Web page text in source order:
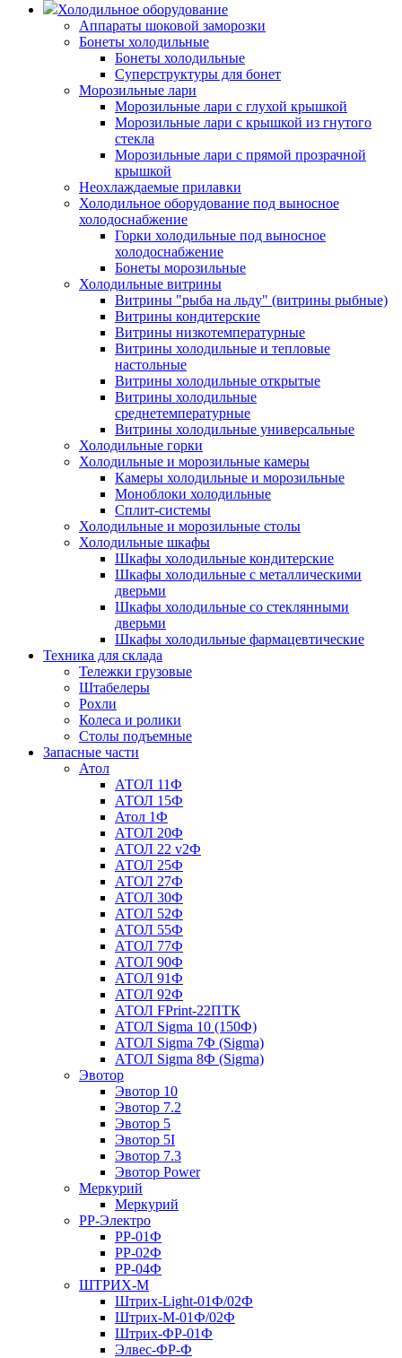
Холодильное оборудование
Аппараты шоковой заморозки
Бонеты холодильные
Бонеты холодильные
Суперструктуры для бонет
Морозильные лари
Морозильные лари с глухой крышкой
Морозильные лари с крышкой из гнутого
стекла
Морозильные лари с прямой прозрачной
крышкой
Неохлаждаемые прилавки
Холодильное оборудование под выносное
холодоснабжение
Горки холодильные под выносное
холодоснабжение
Бонеты морозильные
Холодильные витрины
Витрины "рыба на льду" (витрины рыбные)
Витрины кондитерские
Витрины низкотемпературные
Витрины холодильные и тепловые
настольные
Витрины холодильные открытые
Витрины холодильные
среднетемпературные
Витрины холодильные универсальные
Холодильные горки
Холодильные и морозильные камеры
Камеры холодильные и морозильные
Моноблоки холодильные
Сплит-системы
Холодильные и морозильные столы
Холодильные шкафы
Шкафы холодильные кондитерские
Шкафы холодильные с металлическими
дверьми
Шкафы холодильные со стеклянными
дверьми
Шкафы холодильные фармацевтические
Техника для склада
Тележки грузовые
Штабелеры
Рохли
Колеса и ролики
Столы подъемные
Запасные части
Атол
АТОЛ 11Ф
АТОЛ 15Ф
Атол 1Ф
АТОЛ 20Ф
АТОЛ 22 v2Ф
АТОЛ 25Ф
АТОЛ 27Ф
АТОЛ 30Ф
АТОЛ 52Ф
АТОЛ 55Ф
АТОЛ 77Ф
АТОЛ 90Ф
АТОЛ 91Ф
АТОЛ 92Ф
АТОЛ FPrint-22ПТК
АТОЛ Sigma 10 (150Ф)
АТОЛ Sigma 7Ф (Sigma)
АТОЛ Sigma 8Ф (Sigma)
Эвотор
Эвотор 10
Эвотор 7.2
Эвотор 5
Эвотор 5I
Эвотор 7.3
Эвотор Power
Меркурий
Меркурий
РР-Электро
РР-01Ф
РР-02Ф
РР-04Ф
ШТРИХ-М
Штрих-Light-01Ф/02Ф
Штрих-М-01Ф/02Ф
Штрих-ФР-01Ф
Элвес-ФР-Ф